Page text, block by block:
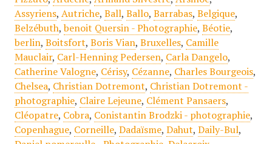
Assyriens, Autriche, Ball, Ballo, Barrabas, Belgique,
Belzébuth,benoit Quersin - Photographie, Béotie,
berlin, Boitsfort, Boris Vian, Bruxelles, Camille
Mauclair, Carl-Henning Pedersen, Carla Dangelo,
Catherine Valogne, Cérisy, Cézanne, Charles Bourgeois,
Chelsea, Christian Dotremont, Christian Dotremont -
photographie, Claire Lejeune, Clément Pansaers,
Cléopatre, Cobra, Conistantin Brodzki - photographie,
Copenhague, Corneille, Dadaïsme, Dahut, Daily-Bul,